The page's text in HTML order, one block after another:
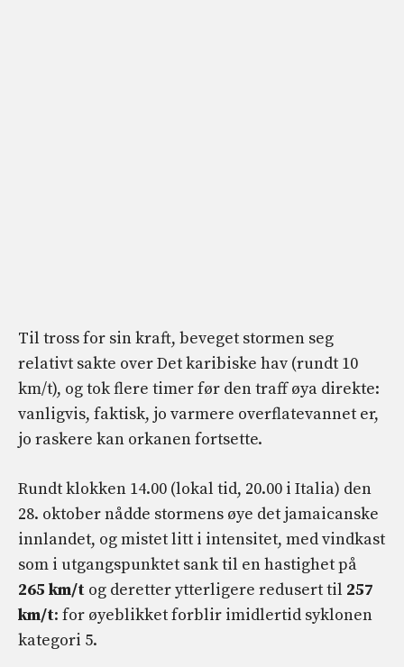
Til tross for sin kraft, beveget stormen seg
relativt sakte over Det karibiske hav (rundt 10
km/t), og tok flere timer før den traff øya direkte:
vanligvis, faktisk, jo varmere overflatevannet er,
jo raskere kan orkanen fortsette.
Rundt klokken 14.00 (lokal tid, 20.00 i Italia) den
28. oktober nådde stormens øye det jamaicanske
innlandet, og mistet litt i intensitet, med vindkast
som i utgangspunktet sank til en hastighet på
265 km/t og deretter ytterligere redusert til 257
km/t: for øyeblikket forblir imidlertid syklonen
kategori 5.